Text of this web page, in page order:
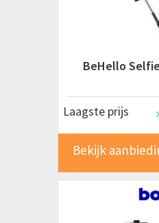
BeHello
Laagste prijs
Bekijk